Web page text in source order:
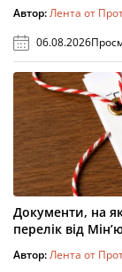
Автор:Лента от
06.08.2026
Документи, на
перелік від
Автор:Лента от